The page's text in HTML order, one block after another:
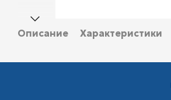
Описание Характеристики